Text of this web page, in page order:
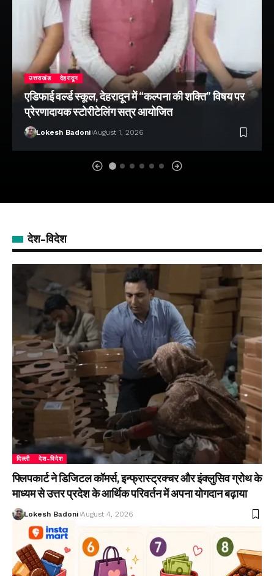
उत्तराखंड देहरादून
एडिफाई वर्ल्ड स्कूल, देहरादून में “कल्पना की शक्ति” विषय पर
प्रेरणादायक स्टोरीटेलिंग सत्र आयोजित
Lokesh Badoni August 1, 2026
देश-विदेश
दिल्ली देश-विदेश
फ्लिपकार्ट ने डिजिटल कॉमर्स, इन्फ्रास्ट्रक्चर और इंक्लुसिव ग्रोथ के
माध्यम से उत्तर प्रदेश के आर्थिक परिवर्तन में अपना योगदान बढ़ाया
Lokesh Badoni August 4, 2026